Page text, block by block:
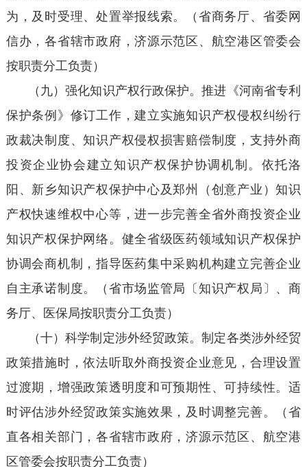
为，及时受理、处置举报线索。（省商务厅、省委网
信办，各省辖市政府，济源示范区、航空港区管委会
按职责分工负责）
（九）强化知识产权行政保护。推进《河南省专利
保护条例》修订工作，建立实施知识产权侵权纠纷行
政裁决制度、知识产权侵权损害赔偿制度，支持外商
投资企业协会建立知识产权保护协调机制。依托洛
阳、新乡知识产权保护中心及郑州（创意产业）知识
产权快速维权中心等，进一步完善全省外商投资企业
知识产权保护网络。健全省级医药领域知识产权保护
协调会商机制，指导医药集中采购机构建立完善企业
自主承诺制度。（省市场监管局〔知识产权局〕、商
务厅、医保局按职责分工负责）
（十）科学制定涉外经贸政策。制定各类涉外经贸
政策措施时，依法听取外商投资企业意见，合理设置
过渡期，增强政策透明度和可预期性、可持续性。适
时评估涉外经贸政策实施效果，及时调整完善。（省
直各相关部门，各省辖市政府，济源示范区、航空港
区管委会按职责分工负责）